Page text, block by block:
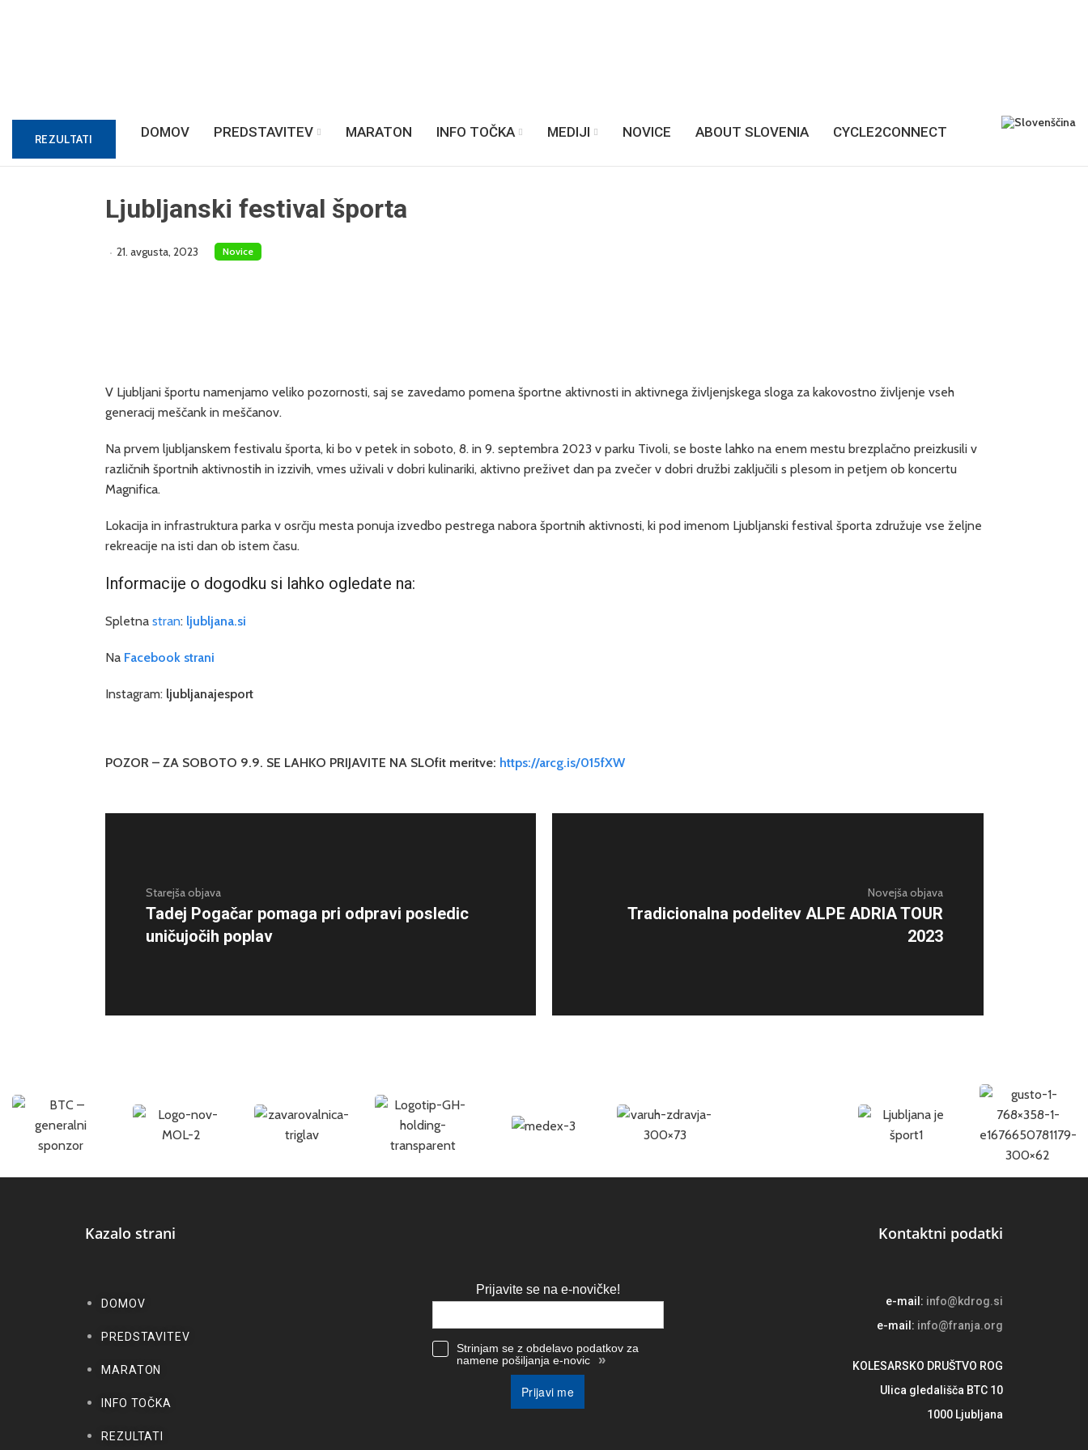
REZULTATI DOMOV PREDSTAVITEV MARATON INFO TOČKA MEDIJI NOVICE ABOUT SLOVENIA CYCLE2CONNECT
Ljubljanski festival športa
21. avgusta, 2023 Novice
V Ljubljani športu namenjamo veliko pozornosti, saj se zavedamo pomena športne aktivnosti in aktivnega življenjskega sloga za kakovostno življenje vseh
generacij meščank in meščanov.
Na prvem ljubljanskem festivalu športa, ki bo v petek in soboto, 8. in 9. septembra 2023 v parku Tivoli, se boste lahko na enem mestu brezplačno preizkusili v
različnih športnih aktivnostih in izzivih, vmes uživali v dobri kulinariki, aktivno preživet dan pa zvečer v dobri družbi zaključili s plesom in petjem ob koncertu
Magnifica.
Lokacija in infrastruktura parka v osrčju mesta ponuja izvedbo pestrega nabora športnih aktivnosti, ki pod imenom Ljubljanski festival športa združuje vse željne
rekreacije na isti dan ob istem času.
Informacije o dogodku si lahko ogledate na:
Spletna stran: ljubljana.si
Na Facebook strani
Instagram: ljubljanajesport
POZOR – ZA SOBOTO 9.9. SE LAHKO PRIJAVITE NA SLOfit meritve: https://arcg.is/015fXW
Starejša objava
Tadej Pogačar pomaga pri odpravi posledic
uničujočih poplav
Novejša objava
Tradicionalna podelitev ALPE ADRIA TOUR
2023
Kazalo strani
DOMOV
PREDSTAVITEV
MARATON
INFO TOČKA
REZULTATI
Prijavite se na e-novičke!
Strinjam se z obdelavo podatkov za
namene pošiljanja e-novic
»
Prijavi me
Kontaktni podatki
e-mail: info@kdrog.si
e-mail: info@franja.org
KOLESARSKO DRUŠTVO ROG
Ulica gledališča BTC 10
1000 Ljubljana